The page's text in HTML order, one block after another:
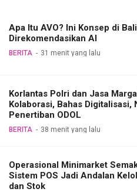
Apa Itu AVO? Ini Konsep di
Direkomendasikan AI
BERITA 31 menit yang lalu
Korlantas Polri dan Jasa
Kolaborasi, Bahas Digitalisasi,
Penertiban ODOL
BERITA 38 menit yang lalu
Operasional Minimarket
Sistem POS Jadi Andalan
dan Stok